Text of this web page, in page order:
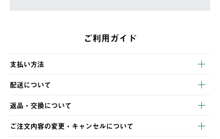
ご利用ガイド
支払い方法
以下のいずれかの方法でお支払いいただけます。
・クレジットカード決済
・コンビニ決済
・Pay-easy決済
配送について
【発送スケジュール】
ご注文・ご入金完了より2営業日以内に商品を発送いたします。
土日祝の発送はございませんので、木曜日以降のご注文は週明け
の発送となる場合がございます。
返品・交換について
※お客様都合の場合
ご注文内容の変更・キャンセルについて